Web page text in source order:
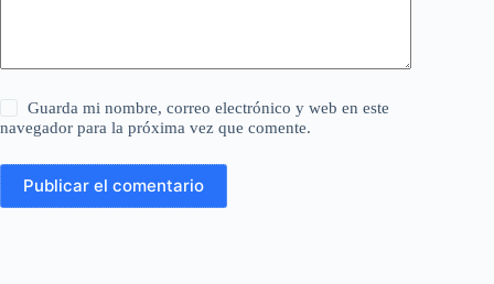
Guarda mi nombre, correo electrónico y web en este
navegador para la próxima vez que comente.
Publicar el comentario